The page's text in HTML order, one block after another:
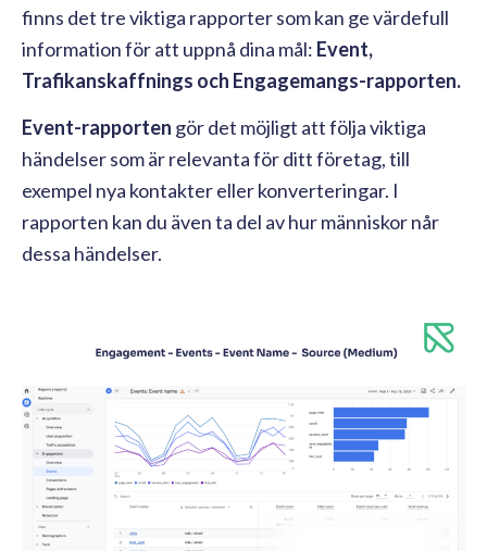
finns det tre viktiga rapporter som kan ge värdefull
information för att uppnå dina mål: Event,
Trafikanskaffnings och Engagemangs-rapporten.
Event-rapporten gör det möjligt att följa viktiga
händelser som är relevanta för ditt företag, till
exempel nya kontakter eller konverteringar. I
rapporten kan du även ta del av hur människor når
dessa händelser.